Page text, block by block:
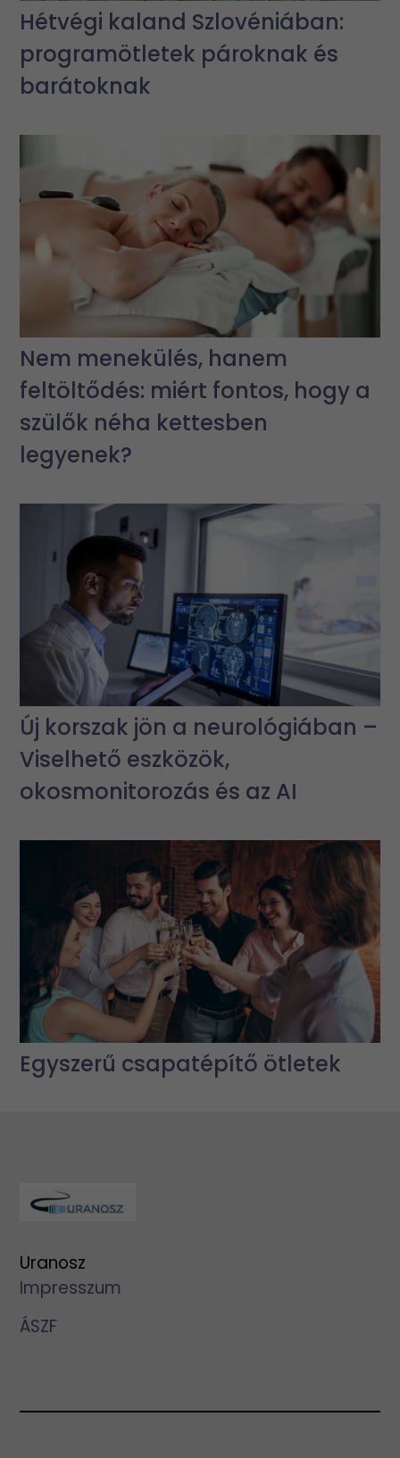
Hétvégi kaland Szlovéniában:
programötletek pároknak és
barátoknak
Nem menekülés, hanem
feltöltődés: miért fontos, hogy a
szülők néha kettesben
legyenek?
Új korszak jön a neurológiában –
Viselhető eszközök,
okosmonitorozás és az AI
Egyszerű csapatépítő ötletek
Uranosz
Impresszum
ÁSZF